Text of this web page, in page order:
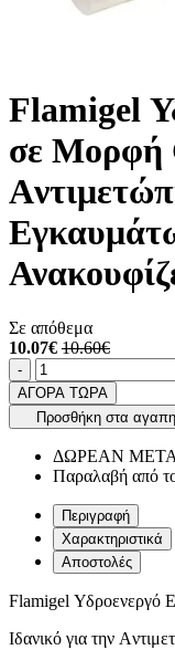
Flamigel
σε Μορφή
Σε απόθεμα
10.07€ 10.60€
Ποσότητα
-product.increase.quantity
ΑΓΟΡΑ ΤΩΡΑ
Προσθήκη στα
ΔΩΡΕΑΝ
Παραλαβή από
Περιγραφή
Χαρακτηριστικά
Αποστολές
Flamigel Υδροενεργό
Iδανικό για την